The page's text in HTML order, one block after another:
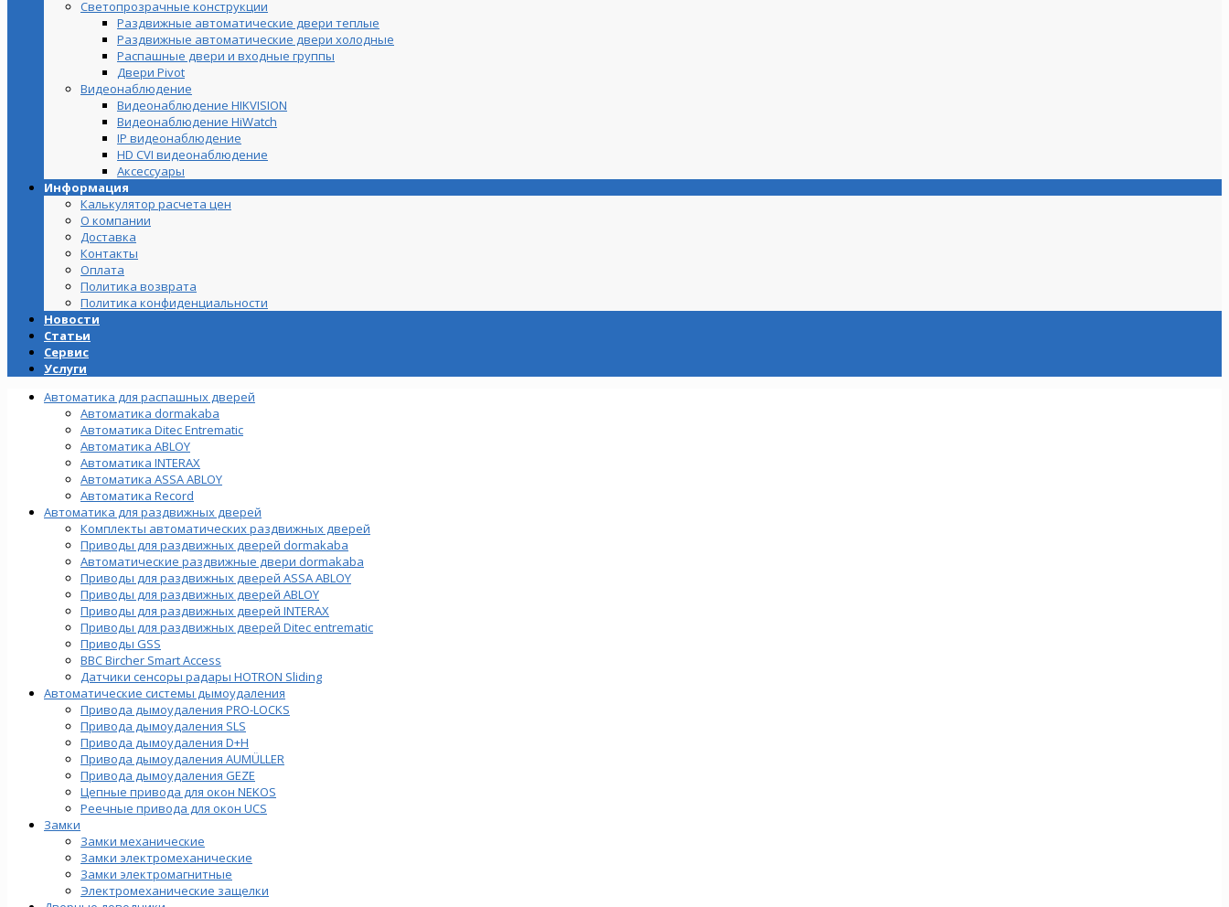
Светопрозрачные конструкции
Раздвижные автоматические двери теплые
Раздвижные автоматические двери холодные
Распашные двери и входные группы
Двери Pivot
Видеонаблюдение
Видеонаблюдение HIKVISION
Видеонаблюдение HiWatch
IP видеонаблюдение
HD CVI видеонаблюдение
Аксессуары
Информация
Калькулятор расчета цен
О компании
Доставка
Контакты
Оплата
Политика возврата
Политика конфиденциальности
Новости
Статьи
Сервис
Услуги
Автоматика для распашных дверей
Автоматика dormakaba
Автоматика Ditec Entrematic
Автоматика ABLOY
Автоматика INTERAX
Автоматика ASSA ABLOY
Автоматика Record
Автоматика для раздвижных дверей
Комплекты автоматических раздвижных дверей
Приводы для раздвижных дверей dormakaba
Автоматические раздвижные двери dormakaba
Приводы для раздвижных дверей ASSA ABLOY
Приводы для раздвижных дверей ABLOY
Приводы для раздвижных дверей INTERAX
Приводы для раздвижных дверей Ditec entrematic
Приводы GSS
BBC Bircher Smart Access
Датчики сенсоры радары HOTRON Sliding
Автоматические системы дымоудаления
Привода дымоудаления PRO-LOCKS
Привода дымоудаления SLS
Привода дымоудаления D+H
Привода дымоудаления AUMÜLLER
Привода дымоудаления GEZE
Цепные привода для окон NEKOS
Реечные привода для окон UСS
Замки
Замки механические
Замки электромеханические
Замки электромагнитные
Электромеханические защелки